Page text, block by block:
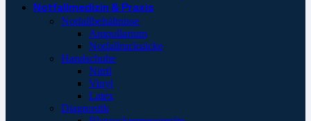
Notfallmedizin & Praxis
Notfallbehältnisse
Ampullarium
Notfallrucksäcke
Handschuhe
Nitril
Vinyl
Latex
Diagnostik